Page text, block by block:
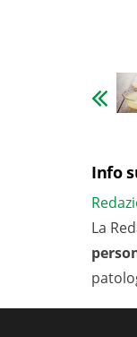
Info
La